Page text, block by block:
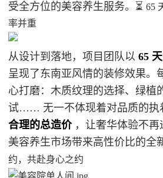
受全方位的美容养生服务。 ⏳ 65
率并重
从设计到落地，项目团队以 65
呈现了东南亚风情的装修效果。
心打磨：木质纹理的选择、绿植
试…… 无一不体现着对品质的执
合理的总造价，让奢华体验不再
美容养生市场带来高性价比的全
约，共赴身心之约